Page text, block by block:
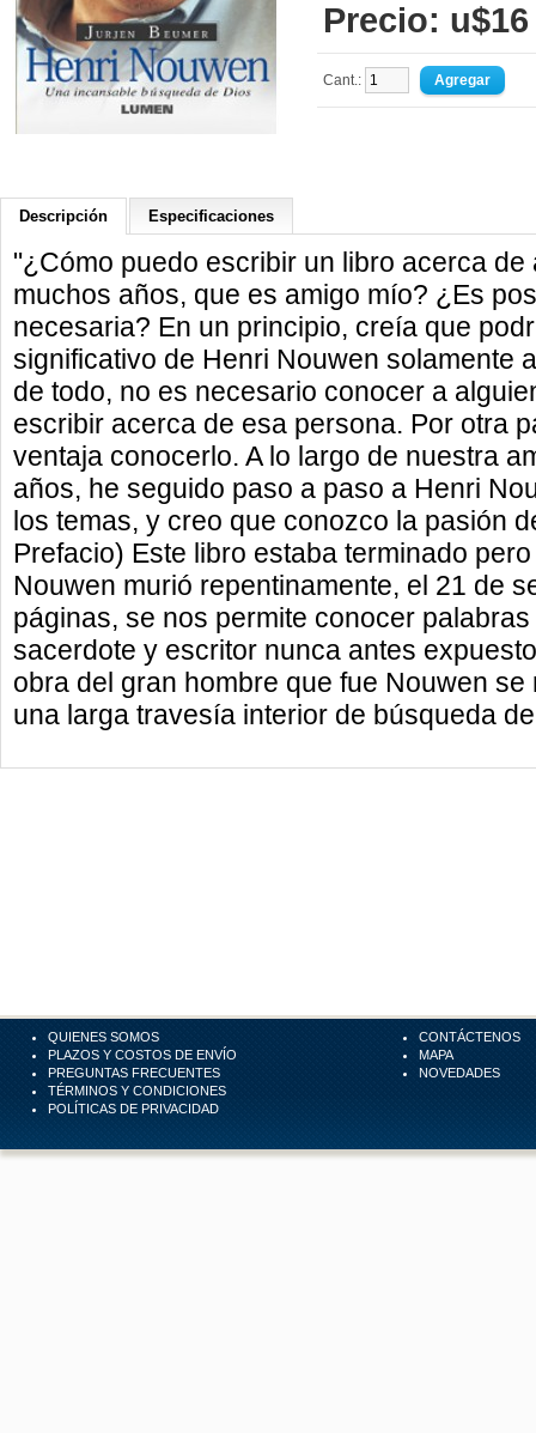
Precio: u$16
Cant.:
Descripción Especificaciones
"¿Cómo puedo escribir un libro acerca
muchos años, que es amigo mío? ¿Es
necesaria? En un principio, creía que
significativo de Henri Nouwen solamente
de todo, no es necesario conocer a
escribir acerca de esa persona. Por otra
ventaja conocerlo. A lo largo de nuestra
años, he seguido paso a paso a Henri
los temas, y creo que conozco la pasión
Prefacio) Este libro estaba terminado
Nouwen murió repentinamente, el 21 de
páginas, se nos permite conocer
sacerdote y escritor nunca antes
obra del gran hombre que fue Nouwen
una larga travesía interior de búsqueda
QUIENES SOMOS
PLAZOS Y COSTOS DE ENVÍO
PREGUNTAS FRECUENTES
TÉRMINOS Y CONDICIONES
POLÍTICAS DE PRIVACIDAD
CONTÁCTENOS
MAPA
NOVEDADES